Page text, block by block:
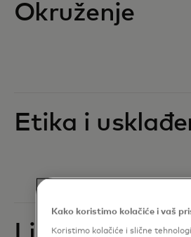
Okruženje
Etika i
Kako koristimo kolačiće i vaš
Koristimo kolačiće i slične